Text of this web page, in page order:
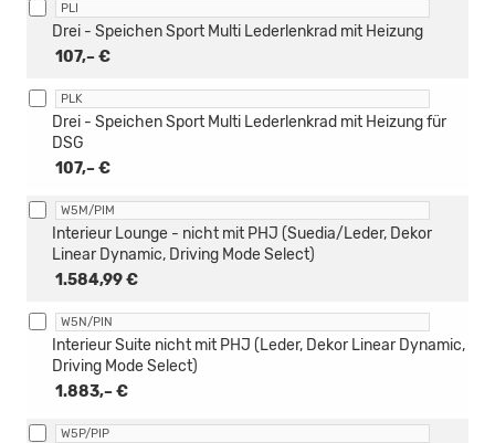
PLI
107,– €
Drei - Speichen Sport Multi Lederlenkrad mit Heizung
PLK
107,– €
Drei - Speichen Sport Multi Lederlenkrad mit Heizung für
DSG
W5M/PIM
1.584,99 €
Interieur Lounge - nicht mit PHJ (Suedia/Leder, Dekor
Linear Dynamic, Driving Mode Select)
W5N/PIN
1.883,– €
Interieur Suite nicht mit PHJ (Leder, Dekor Linear Dynamic,
Driving Mode Select)
W5P/PIP